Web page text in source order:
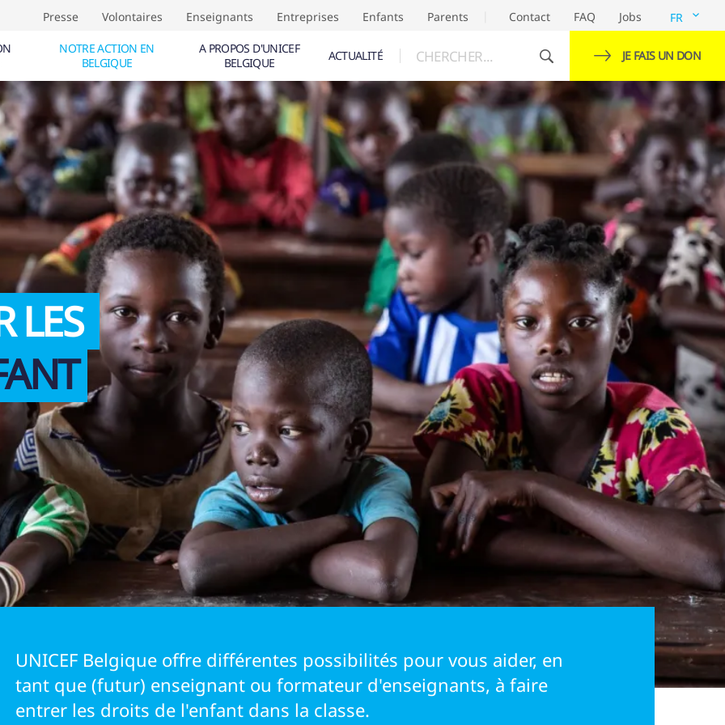
Presse Volontaires Enseignants Entreprises Enfants Parents Contact FAQ Jobs FR
NOTRE ACTION EN
BELGIQUE
A PROPOS D'UNICEF
BELGIQUE
ACTUALITÉ CHERCHER...
AUX DROITS DE L'ENFANT
JE FAIS UN DON
(0) ÉVÈNEMENTS (0)
LES
UNICEF Belgique offre différentes possibilités pour vous aider, en
tant que (futur) enseignant ou formateur d'enseignants, à faire
entrer les droits de l'enfant dans la classe.